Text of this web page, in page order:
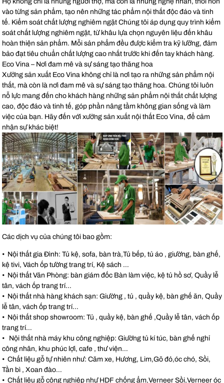
vào từng sản phẩm, tạo nên những tác phẩm nội thất độc đáo và tinh
tế. Kiểm soát chất lượng nghiêm ngặt Chúng tôi áp dụng quy trình kiểm
soát chất lượng nghiêm ngặt, từ khâu lựa chọn nguyên liệu đến khâu
hoàn thiện sản phẩm. Mỗi sản phẩm đều được kiểm tra kỹ lưỡng, đảm
bảo đạt tiêu chuẩn chất lượng cao nhất trước khi đến tay khách hàng.
Eco Vina – Nơi đam mê và sự sáng tạo thăng hoa
Xưởng sản xuất Eco Vina không chỉ là nơi tạo ra những sản phẩm nội
thất, mà còn là nơi đam mê và sự sáng tạo thăng hoa. Chúng tôi luôn
nỗ lực mang đến cho khách hàng những sản phẩm nội thất chất lượng
cao, độc đáo và tinh tế, góp phần nâng tầm không gian sống và làm
việc của bạn. Hãy đến với xưởng sản xuất nội thất Eco Vina, để cảm
nhận sự khác biệt!
Các dịch vụ của chúng tôi bao gồm:
• Nội thất gia Đình: Tủ kệ, sofa, bàn trà,Tủ bếp, tủ áo , giường, bàn ghế,
kệ tivi, Vách ốp tường trang trí, Kệ sách …
• Nội thất Văn Phòng: bàn giám đốc Bàn làm việc, kệ tủ hồ sơ, Quầy lễ
tân, vách ốp trang trí…
• Nội thất nhà hàng khách sạn: Giường , tủ , quầy kệ, bàn ghế ăn, Quầy
lễ tân, vách ốp trang trí…
• Nội thất shop showroom: Tủ , quầy kệ, bàn ghế ,Quầy lễ tân, vách ốp
trang trí…
• Nội thất nhà máy khu công nghiệp: Giường tủ kí túc, bàn ghế nghỉ
công nhân, khu phúc lợi, cafe , thư viện…
• Chất liệu gỗ tự nhiên như: Căm xe, Hương, Lim,Gõ đỏ,óc chó, Sồi,
Tần bì , Xoan đào…
• Chất liệu gỗ công nghiệp như HDF chống ẩm,Verneer Sồi,Verneer óc